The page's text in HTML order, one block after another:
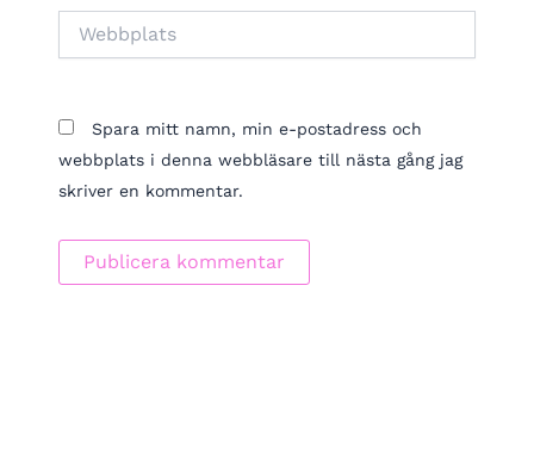
Spara mitt namn, min e-postadress och
webbplats i denna webbläsare till nästa gång jag
skriver en kommentar.